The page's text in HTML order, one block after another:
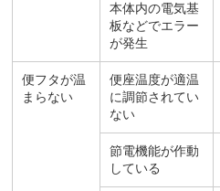
本体内の電気基
板などでエラー
が発生
便フタが温
まらない
便座温度が適温
に調節されてい
ない
節電機能が作動
している